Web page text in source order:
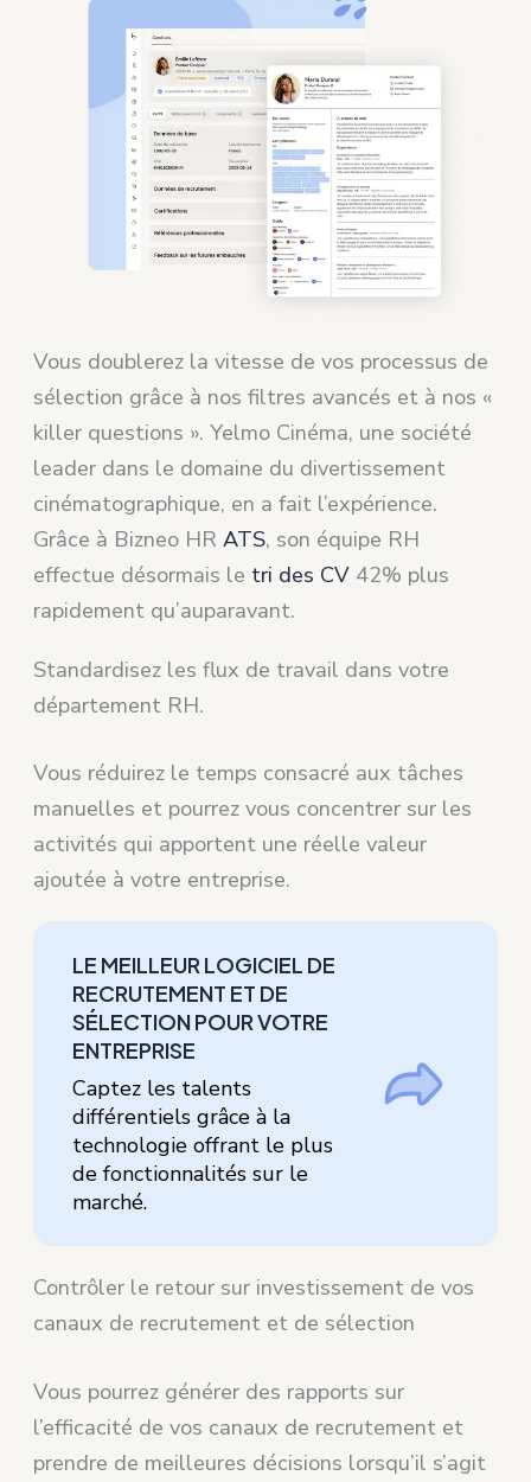
Vous doublerez la vitesse de vos processus de
sélection grâce à nos filtres avancés et à nos «
killer questions ». Yelmo Cinéma, une société
leader dans le domaine du divertissement
cinématographique, en a fait l’expérience.
Grâce à Bizneo HRATS, son équipe RH
effectue désormais le tri des CV 42% plus
rapidement qu’auparavant.
Standardisez les flux de travail dans votre
département RH.
Vous réduirez le temps consacré aux tâches
manuelles et pourrez vous concentrer sur les
activités qui apportent une réelle valeur
ajoutée à votre entreprise.
LE MEILLEUR LOGICIEL DE
RECRUTEMENT ET DE
SÉLECTION POUR VOTRE
ENTREPRISE
Captez les talents
différentiels grâce à la
technologie offrant le plus
de fonctionnalités sur le
marché.
Contrôler le retour sur investissement de vos
canaux de recrutement et de sélection
Vous pourrez générer des rapports sur
l’efficacité de vos canaux de recrutement et
prendre de meilleures décisions lorsqu’il s’agit